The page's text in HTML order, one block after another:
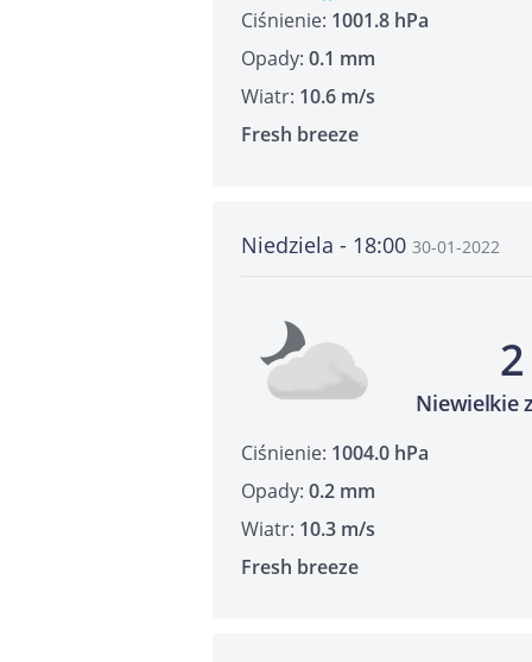
Ciśnienie: 1001.8 hPa
Opady: 0.1 mm
Wiatr: 10.6 m/s
Fresh breeze
Niedziela - 18:00 30-01-2022
Niewielkie
Ciśnienie: 1004.0 hPa
Opady: 0.2 mm
Wiatr: 10.3 m/s
Fresh breeze